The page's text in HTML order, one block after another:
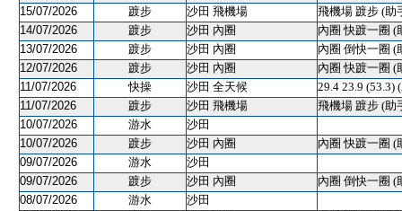
15/07/2026
踱步 沙田 飛機場
飛機場 踱步 (助
14/07/2026
踱步 沙田 內圈
內圈 快踱一圈 (
13/07/2026
踱步 沙田 內圈
內圈 倒快一圈 (
12/07/2026
踱步 沙田 內圈
內圈 快踱一圈 (
11/07/2026
快操 沙田 全天候
29.4 23.9 (53.3)
11/07/2026
踱步 沙田 飛機場
飛機場 踱步 (助
10/07/2026
游水
沙田
10/07/2026
踱步 沙田 內圈
內圈 快踱一圈 (
09/07/2026
游水
沙田
09/07/2026
踱步 沙田 內圈
內圈 倒快一圈 (
08/07/2026
游水
沙田